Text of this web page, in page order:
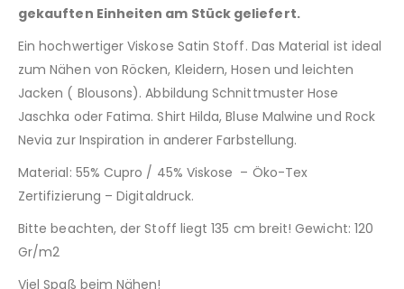
gekauften Einheiten am Stück geliefert.
Ein hochwertiger Viskose Satin Stoff. Das Material ist ideal
zum Nähen von Röcken, Kleidern, Hosen und leichten
Jacken ( Blousons). Abbildung Schnittmuster Hose
Jaschka oder Fatima. Shirt Hilda, Bluse Malwine und Rock
Nevia zur Inspiration in anderer Farbstellung.
Material: 55% Cupro / 45% Viskose – Öko-Tex
Zertifizierung – Digitaldruck.
Bitte beachten, der Stoff liegt 135 cm breit! Gewicht: 120
Gr/m2
Viel Spaß beim Nähen!